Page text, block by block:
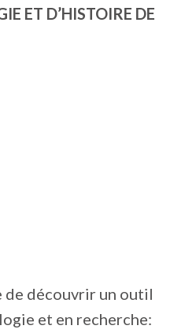
ET D’HISTOIRE DE
de découvrir un outil
et en recherche: